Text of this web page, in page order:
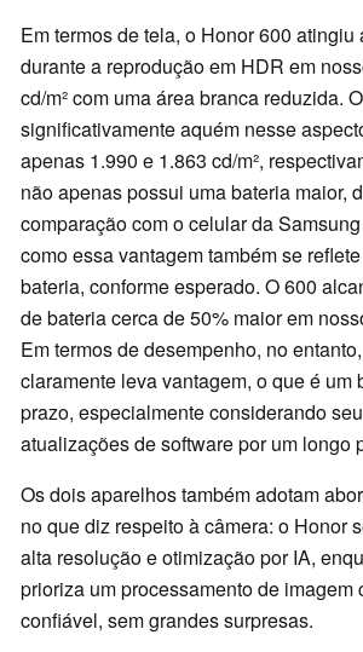
Em termos de tela, o Honor 600 atingiu
durante a reprodução em HDR em
cd/m² com uma área branca reduzida.
significativamente aquém nesse
apenas 1.990 e 1.863 cd/m²,
não apenas possui uma bateria maior,
comparação com o celular da
como essa vantagem também se
bateria, conforme esperado. O 600
de bateria cerca de 50% maior em
Em termos de desempenho, no
claramente leva vantagem, o que é um
prazo, especialmente considerando
atualizações de software por um longo
Os dois aparelhos também adotam
no que diz respeito à câmera: o Honor
alta resolução e otimização por IA,
prioriza um processamento de imagem
confiável, sem grandes surpresas.